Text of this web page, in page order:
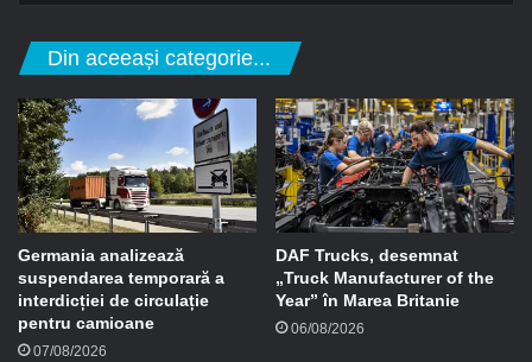
d
-
m
a
i
l
Din aceeași categorie...
Germania analizează
suspendarea temporară a
interdicției de circulație
pentru camioane
07/08/2026
DAF Trucks, desemnat
„Truck Manufacturer of the
Year” în Marea Britanie
06/08/2026